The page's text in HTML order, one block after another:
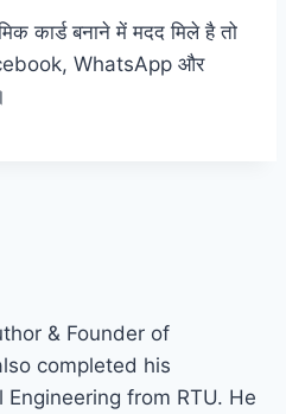
कार्ड बनाने में मदद मिले है तो
WhatsApp और
& Founder of
completed his
from RTU. He